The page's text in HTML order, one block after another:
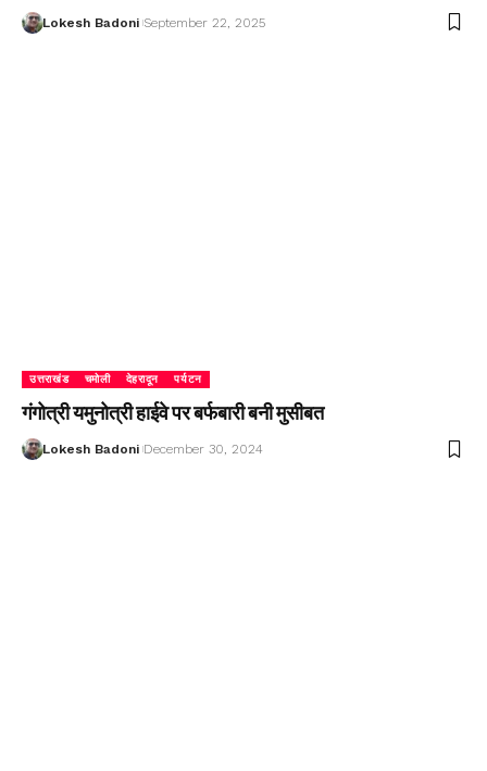
Lokesh Badoni September 22, 2025
उत्तराखंड चमोली देहरादून पर्यटन
गंगोत्री यमुनोत्री हाईवे पर बर्फबारी बनी मुसीबत
Lokesh Badoni December 30, 2024